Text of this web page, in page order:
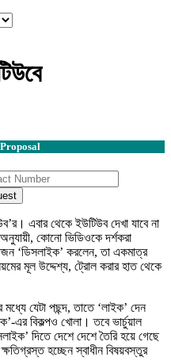
এবার থেকে ইউটিউব দেখা যাবে না
কোনো ভিডিওকে দর্শকরা
‘ডিসলাইক’ করলেন, তা একমাত্র
মূল উদ্দেশ্য, ট্রোল করার হাত থেকে
যেটা পছন্দ, তাতে ‘লাইক’ দেন
এর বিকল্পও খোলা। তবে ভার্চুয়াল
দিতে দেশে দেশে তৈরি হয়ে গেছে
হচ্ছেন স্বাধীন বিষয়বস্তুর